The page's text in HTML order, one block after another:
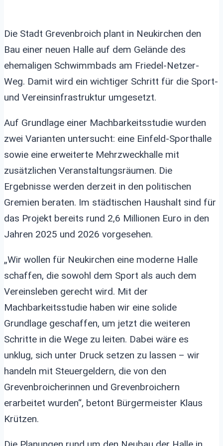
Die Stadt Grevenbroich plant in Neukirchen den
Bau einer neuen Halle auf dem Gelände des
ehemaligen Schwimmbads am Friedel-Netzer-
Weg. Damit wird ein wichtiger Schritt für die Sport-
und Vereinsinfrastruktur umgesetzt.
Auf Grundlage einer Machbarkeitsstudie wurden
zwei Varianten untersucht: eine Einfeld-Sporthalle
sowie eine erweiterte Mehrzweckhalle mit
zusätzlichen Veranstaltungsräumen. Die
Ergebnisse werden derzeit in den politischen
Gremien beraten. Im städtischen Haushalt sind für
das Projekt bereits rund 2,6 Millionen Euro in den
Jahren 2025 und 2026 vorgesehen.
„Wir wollen für Neukirchen eine moderne Halle
schaffen, die sowohl dem Sport als auch dem
Vereinsleben gerecht wird. Mit der
Machbarkeitsstudie haben wir eine solide
Grundlage geschaffen, um jetzt die weiteren
Schritte in die Wege zu leiten. Dabei wäre es
unklug, sich unter Druck setzen zu lassen – wir
handeln mit Steuergeldern, die von den
Grevenbroicherinnen und Grevenbroichern
erarbeitet wurden“, betont Bürgermeister Klaus
Krützen.